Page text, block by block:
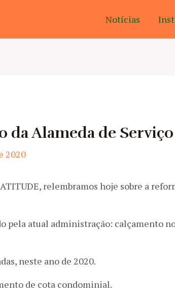
Notícias
da Alameda de Serviço
2020
ATITUDE, relembramos hoje sobre a
atual administração: calçamento
neste ano de 2020.
de cota condominial.